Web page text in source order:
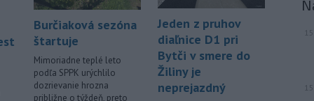
Burčiaková sezóna
štartuje
Mimoriadne teplé leto
podľa SPPK urýchlilo
dozrievanie hrozna
približne o týždeň, preto
Jeden z pruhov
diaľnice D1 pri
Bytči v smere do
Žiliny je
neprejazdný